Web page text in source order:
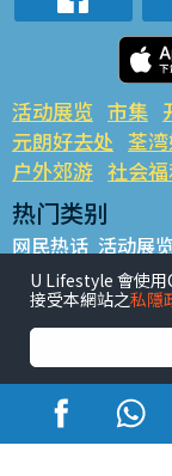
活动展览 市集
元朗好去处 荃
户外郊游 社会
热门类别
网民热话 活动展览
铜锣湾好去处 元
餐厅情报 户外郊
热门标签
#UGO揾好去处 #
#亲子玩乐好去处
#UJetso礼物放送
U Lifestyle 會使
接受本網站之私隱